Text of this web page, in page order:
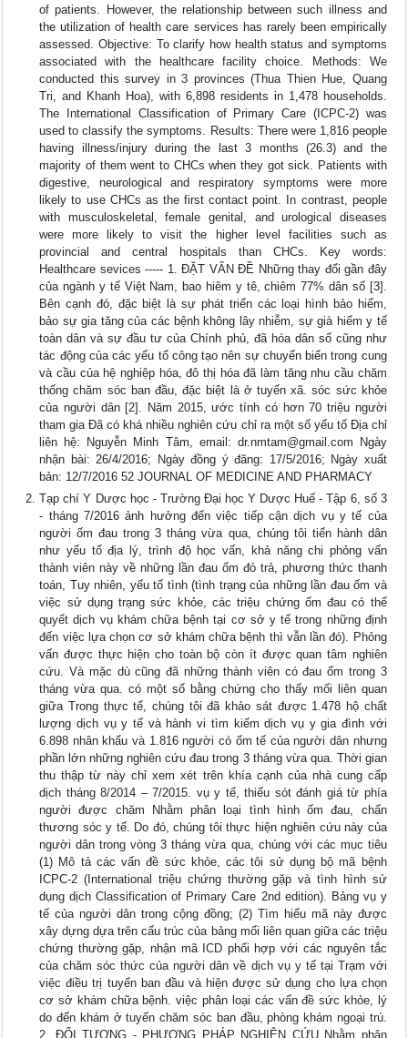
of patients. However, the relationship between such illness and
the utilization of health care services has rarely been empirically
assessed. Objective: To clarify how health status and symptoms
associated with the healthcare facility choice. Methods: We
conducted this survey in 3 provinces (Thua Thien Hue, Quang
Tri, and Khanh Hoa), with 6,898 residents in 1,478 households.
The International Classification of Primary Care (ICPC-2) was
used to classify the symptoms. Results: There were 1,816 people
having illness/injury during the last 3 months (26.3) and the
majority of them went to CHCs when they got sick. Patients with
digestive, neurological and respiratory symptoms were more
likely to use CHCs as the first contact point. In contrast, people
with musculoskeletal, female genital, and urological diseases
were more likely to visit the higher level facilities such as
provincial and central hospitals than CHCs. Key words:
Healthcare sevices ----- 1. ĐẶT VẤN ĐỀ Những thay đổi gần đây
của ngành y tế Việt Nam, bao hiêm y tê, chiêm 77% dân số [3].
Bên cạnh đó, đặc biệt là sự phát triển các loại hình bảo hiểm,
bảo sự gia tăng của các bệnh không lây nhiễm, sự già hiểm y tế
toàn dân và sự đầu tư của Chính phủ, đã hóa dân số cũng như
tác động của các yếu tố công tạo nên sự chuyển biến trong cung
và cầu của hệ nghiệp hóa, đô thị hóa đã làm tăng nhu cầu chăm
thống chăm sóc ban đầu, đặc biệt là ở tuyến xã. sóc sức khỏe
của người dân [2]. Năm 2015, ước tính có hơn 70 triệu người
tham gia Đã có khá nhiều nghiên cứu chỉ ra một số yếu tố Địa chỉ
liên hệ: Nguyễn Minh Tâm, email: dr.nmtam@gmail.com Ngày
nhận bài: 26/4/2016; Ngày đồng ý đăng: 17/5/2016; Ngày xuất
bản: 12/7/2016 52 JOURNAL OF MEDICINE AND PHARMACY
Tạp chí Y Dược học - Trường Đại học Y Dược Huế - Tập 6, số 3
- tháng 7/2016 ảnh hưởng đến việc tiếp cận dịch vụ y tế của
người ốm đau trong 3 tháng vừa qua, chúng tôi tiến hành dân
như yếu tố địa lý, trình độ học vấn, khả năng chi phỏng vấn
thành viên này về những lần đau ốm đó trả, phương thức thanh
toán, Tuy nhiên, yếu tố tình (tình trạng của những lần đau ốm và
việc sử dụng trạng sức khỏe, các triệu chứng ốm đau có thể
quyết dịch vụ khám chữa bệnh tại cơ sở y tế trong những định
đến việc lựa chọn cơ sở khám chữa bệnh thì vẫn lần đó). Phỏng
vấn được thực hiện cho toàn bộ còn ít được quan tâm nghiên
cứu. Và mặc dù cũng đã những thành viên có đau ốm trong 3
tháng vừa qua. có một số bằng chứng cho thấy mối liên quan
giữa Trong thực tế, chúng tôi đã khảo sát được 1.478 hộ chất
lượng dịch vụ y tế và hành vi tìm kiếm dịch vụ y gia đình với
6.898 nhân khẩu và 1.816 người có ốm tế của người dân nhưng
phần lớn những nghiên cứu đau trong 3 tháng vừa qua. Thời gian
thu thập từ này chỉ xem xét trên khía cạnh của nhà cung cấp
dịch tháng 8/2014 – 7/2015. vụ y tế, thiếu sót đánh giá từ phía
người được chăm Nhằm phân loại tình hình ốm đau, chấn
thương sóc y tế. Do đó, chúng tôi thực hiện nghiên cứu này của
người dân trong vòng 3 tháng vừa qua, chúng với các mục tiêu
(1) Mô tả các vấn đề sức khỏe, các tôi sử dụng bộ mã bệnh
ICPC-2 (International triệu chứng thường gặp và tình hình sử
dụng dịch Classification of Primary Care 2nd edition). Bảng vụ y
tế của người dân trong cộng đồng; (2) Tìm hiểu mã này được
xây dựng dựa trên cấu trúc của bảng mối liên quan giữa các triệu
chứng thường gặp, nhận mã ICD phối hợp với các nguyên tắc
của chăm sóc thức của người dân về dịch vụ y tế tại Trạm với
việc điều trị tuyến ban đầu và hiện được sử dụng cho lựa chọn
cơ sở khám chữa bệnh. việc phân loại các vấn đề sức khỏe, lý
do đến khám ở tuyến chăm sóc ban đầu, phòng khám ngoại trú.
2. ĐỐI TƯỢNG - PHƯƠNG PHÁP NGHIÊN CỨU Nhằm phân